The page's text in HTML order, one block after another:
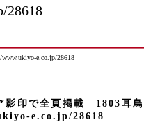
e.co.jp/28618
印で全頁掲載 1803耳鳥
e.co.jp/28618